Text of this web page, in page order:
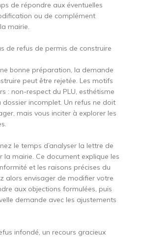
de répondre aux éventuelles
ou de complément
mairie.
de refus de permis de construire
bonne préparation, la demande
peut être rejetée. Les motifs
: non-respect du PLU, esthétisme
incomplet. Un refus ne doit
mais vous inciter à explorer les
le temps d’analyser la lettre de
la mairie. Ce document explique les
et les raisons précises du
alors envisager de modifier votre
aux objections formulées, puis
demande avec les ajustements
infondé, un recours gracieux